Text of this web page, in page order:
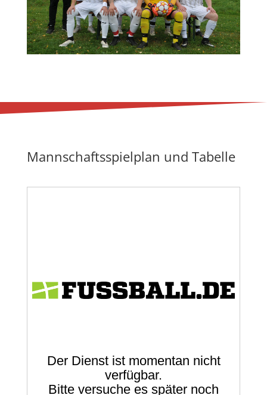
Mannschaftsspielplan und Tabelle